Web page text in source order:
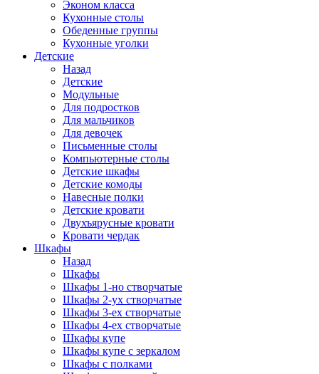
Эконом класса
Кухонные столы
Обеденные группы
Кухонные уголки
Детские
Назад
Детские
Модульные
Для подростков
Для мальчиков
Для девочек
Письменные столы
Компьютерные столы
Детские шкафы
Детские комоды
Навесные полки
Детские кровати
Двухъярусные кровати
Кровати чердак
Шкафы
Назад
Шкафы
Шкафы 1-но створчатые
Шкафы 2-ух створчатые
Шкафы 3-ех створчатые
Шкафы 4-ех створчатые
Шкафы купе
Шкафы купе с зеркалом
Шкафы с полками